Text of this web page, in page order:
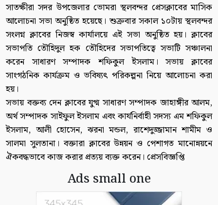
সাতক্ষীরা সদর উপজেলার ভোমরা স্থলবন্দর প্রেসক্লাবের মাসিক
আলোচনা সভা অনুষ্ঠিত হয়েছে। শুক্রবার সকাল ১০টায় স্থলবন্দর
সংলগ্ন ক্লাবের নিজস্ব কার্যালয়ে এই সভা অনুষ্ঠিত হয়। ক্লাবের
সভাপতি তৌহিদুল হক তৌহিদের সভাপতিত্বে সভাটি সঞ্চালনা
করেন সাধারণ সম্পাদক শফিকুল ইসলাম। সভায় ক্লাবের
সাংগঠনিক কার্যক্রম ও ভবিষ্যৎ পরিকল্পনা নিয়ে আলোচনা করা
হয়।
সভায় বক্তব্য দেন ক্লাবের যুগ্ম সাধারণ সম্পাদক জাহাঙ্গীর আলম,
অর্থ সম্পাদক সাইফুল ইসলাম এবং কার্যনির্বাহী সদস্য এম শফিকুল
ইসলাম, আলী হোসেন, ঝরনা মন্ডল, রাশেদুজ্জামান শামীম ও
সালমা সুলতানা। বক্তারা ক্লাবের উন্নয়ন ও পেশাগত মানোন্নয়নে
ঐকবদ্ধভাবে কাজ করার প্রত্যয় ব্যক্ত করেন। প্রেসবিজ্ঞপ্তি
Ads small one